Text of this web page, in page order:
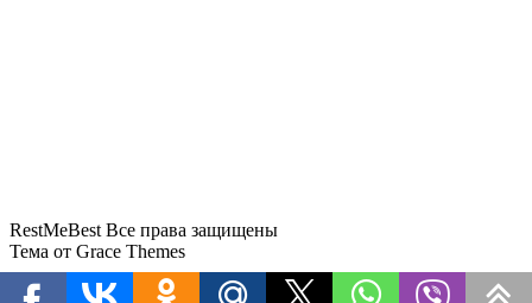
RestMeBest Все права защищены
Тема от Grace Themes